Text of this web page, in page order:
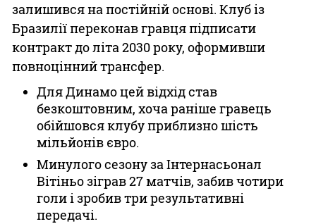
залишився на постійній основі. Клуб із
Бразилії переконав гравця підписати
контракт до літа 2030 року, оформивши
повноцінний трансфер.
Для Динамо цей відхід став
безкоштовним, хоча раніше гравець
обійшовся клубу приблизно шість
мільйонів євро.
Минулого сезону за Інтернасьонал
Вітіньо зіграв 27 матчів, забив чотири
голи і зробив три результативні
передачі.